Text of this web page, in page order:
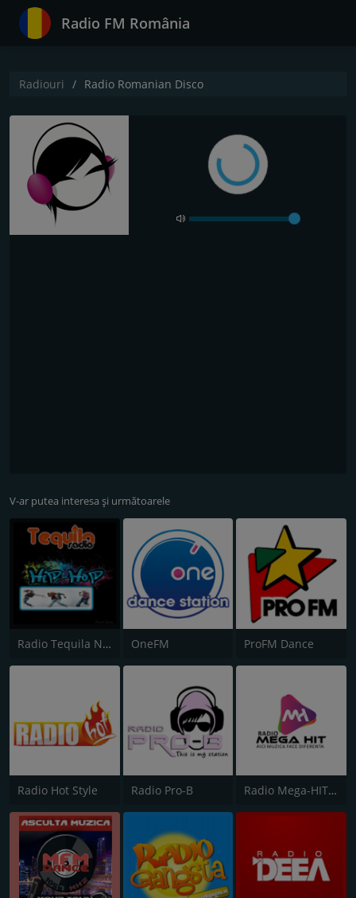
Radio FM România
Radiouri Radio Romanian Disco
V-ar putea interesa și următoarele
Radio Tequila Necenzurat OneFM ProFM Dance
Radio Hot Style Radio Pro-B Radio Mega-HIT Romania